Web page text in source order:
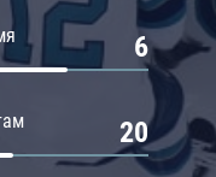
6
20